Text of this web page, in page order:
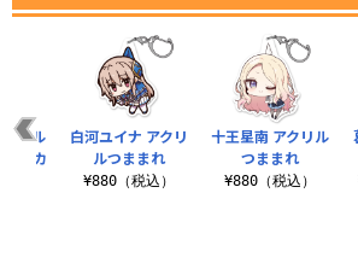
十王星南 アクリル
つままれ
¥880（税込）
リル
のカ
白河ユイナ アクリ
ルつままれ
¥880（税込）